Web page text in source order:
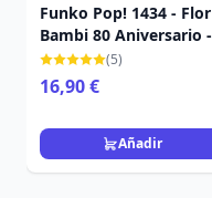
Funko Pop! 1434 - Flor
Bambi 80 Aniversario -
Disney
(5)
16,90 €
Añadir